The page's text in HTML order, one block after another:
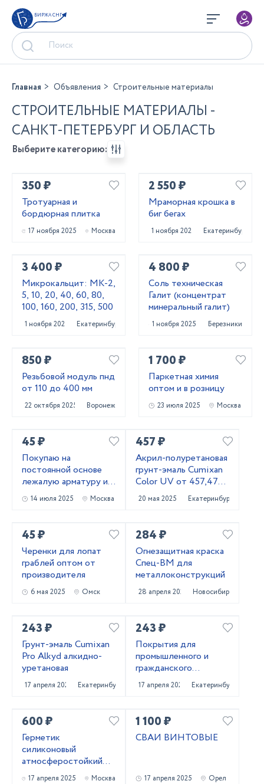
БИРЖА СНГ
Главная Объявления Строительные материалы
СТРОИТЕЛЬНЫЕ МАТЕРИАЛЫ -
САНКТ-ПЕТЕРБУРГ И ОБЛАСТЬ
Выберите категорию:
350 ₽
Тротуарная и
бордюрная плитка
17 ноября 2025 Москва
2 550 ₽
Мраморная крошка в
биг бегах
1 ноября 2025 Екатеринбург
3 400 ₽
Микрокальцит: МК-2,
5, 10, 20, 40, 60, 80,
100, 160, 200, 315, 500
1 ноября 2025 Екатеринбург
4 800 ₽
Соль техническая
Галит (концентрат
минеральный галит)
1 ноября 2025 Березники
850 ₽
Резьбовой модуль пнд
от 110 до 400 мм
22 октября 2025 Воронеж
1 700 ₽
Паркетная химия
оптом и в розницу
23 июля 2025 Москва
45 ₽
Покупаю на
постоянной основе
лежалую арматуру и
металлопрокат!
Самовывоз
14 июля 2025 Москва
457 ₽
Акрил-полуретановая
грунт-эмаль Cumixan
Color UV от 457,47
рублей
20 мая 2025 Екатеринбург
45 ₽
Черенки для лопат
граблей оптом от
производителя
6 мая 2025 Омск
284 ₽
Огнезащитная краска
Спец-ВМ для
металлоконструкций
28 апреля 2025 Новосибирск
243 ₽
Грунт-эмаль Cumixan
Pro Alkyd алкидно-
уретановая
17 апреля 2025 Екатеринбург
243 ₽
Покрытия для
промышленного и
гражданского
строительства от
поставщика
17 апреля 2025 Екатеринбург
600 ₽
Герметик
силиконовый
атмocфеpocтoйкий
(черный) 600 мл
17 апреля 2025 Москва
1 100 ₽
СВАИ ВИНТОВЫЕ
17 апреля 2025 Орел